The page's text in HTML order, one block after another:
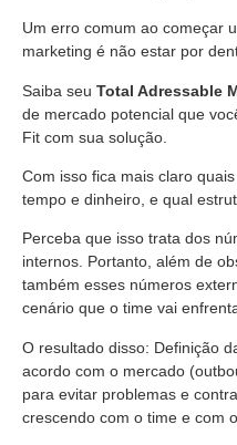
Um erro comum ao começar
marketing é não estar por
Saiba seu Total Adressable
de mercado potencial que
Fit com sua solução.
Com isso fica mais claro
tempo e dinheiro, e qual
Perceba que isso trata dos
internos. Portanto, além de
também esses números
cenário que o time vai
O resultado disso: Definição
acordo com o mercado
para evitar problemas e
crescendo com o time e com